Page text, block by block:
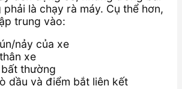
là chạy rà máy. Cụ thể hơn,
trung vào:
nảy của xe
xe
thường
dầu và điểm bắt liên kết